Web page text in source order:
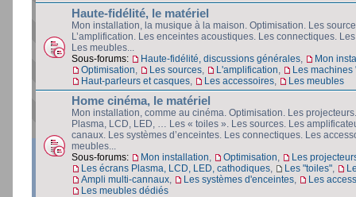
Haute-fidélité, le matériel
Mon installation, la musique à la maison. Optimisation. Les
L’amplification. Les enceintes acoustiques. Les connectiques.
Les meubles...
Sous-forums:
Haute-fidélité, discussions générales
Mon
Optimisation
Les sources L'amplification
Les machines
Haut-parleurs et casques
Les accessoires Les meubles
Home cinéma, le matériel
Mon installation, comme au cinéma. Optimisation. Les
Plasma, LCD, LED, … Les « toiles ». Les sources. Les
canaux. Les systèmes d’enceintes. Les connectiques. Les
meubles...
Sous-forums:
Mon installation Optimisation
Les
Les écrans Plasma, LCD, LED, cathodiques
Les "toiles"
Ampli multi-cannaux
Les systèmes d'enceintes
Les
Les meubles dédiés